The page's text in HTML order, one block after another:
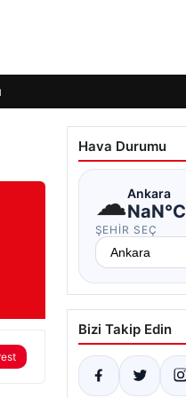
Hava Durumu
☁Ankara
NaN°C
ŞEHIR SEÇ
Bizi Takip Edin